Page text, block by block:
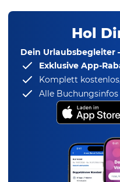
Hol
Dein Urlaubsbegleiter
Exklusive App-
Komplett
Alle